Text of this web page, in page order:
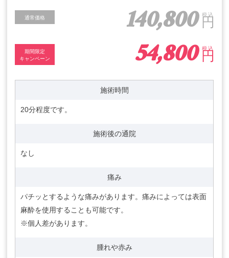
通常価格 140,800 円
税込
期間限定
キャンペーン
54,800 円
税込
施術時間
20分程度です。
施術後の通院
なし
痛み
パチッとするような痛みがあります。痛みによっては表面
麻酔を使用することも可能です。
※個人差があります。
腫れや赤み